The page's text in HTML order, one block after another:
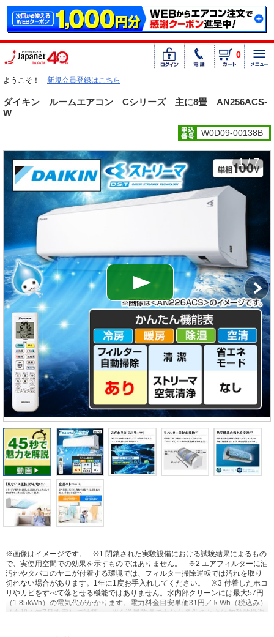
0
ようこそ！ 新規会員登録はこちら
ダイキン ルームエアコン Cシリーズ 主に8畳 AN256ACS-
W
W0D09-00138B
1 / 7
※画像はイメージです。
※1 閉鎖された実験設備における試験結果によるもの
で、実使用空間での効果を示すものではありません。
※2 エアフィルターに油
汚れやタバコのヤニが付着する環境では、フィルター掃除運転では汚れを取り
切れない場合があります。1年に1度お手入れしてください。
※3 付着したホコ
リやカビをすべて落とせる機能ではありません。水内部クリーンには最大57円
（1.85kWh）の電気代がかかります。電力料金目安単価31円／ｋWh（税込み）
［令和４年7月改定］で計算。
※4 送風乾燥で十分な条件のときは加熱乾燥運